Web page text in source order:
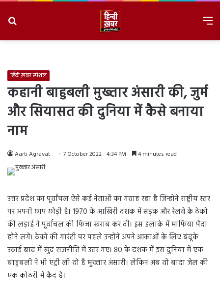
हिंदी ख़बर स्पेशल
कहानी बाहुबली मुख्तार अंसारी की, जुर्म
और सियासत की दुनिया में कैसे बनाया
नाम
Aarti Agravat 7 October 2022 - 4:34 PM 4 minutes read
उत्तर प्रदेश का पूर्वांचल ऐसे कई नेताओं का गवाह रहा है जिन्होंने राष्ट्रीय स्तर
पर अपनी छाप छोड़ी है। 1970 के आखिरी दशक में सड़क और रेलवे के ठेकों
की लड़ाई ने पूर्वांचल की फिजा खराब कर दी। इस इलाके में माफिया पैदा
होने लगे। ठेकों की गारंटी पर पहले उन्होंने अपने आकाओं के लिए बंदूके
उठाई बाद में खुद राजनीति में उतर गए। 80 के दशक में इस दुनिया में एक
बाहुबली ने भी एंट्री ली वो है मुख्तार अंसारी। लेकिन अब वो बांदा जेल की
एक कोठरी में कैद है।